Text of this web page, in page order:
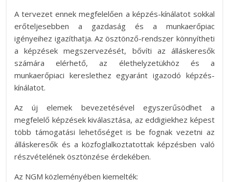
A tervezet ennek megfelelően a képzés-kínálatot sokkal
erőteljesebben a gazdaság és a munkaerőpiac
igényeihez igazíthatja. Az ösztönző-rendszer könnyítheti
a képzések megszervezését, bővíti az álláskeresők
számára elérhető, az élethelyzetükhöz és a
munkaerőpiaci kereslethez egyaránt igazodó képzés-
kínálatot.
Az új elemek bevezetésével egyszerűsödhet a
megfelelő képzések kiválasztása, az eddigiekhez képest
több támogatási lehetőséget is be fognak vezetni az
álláskeresők és a közfoglalkoztatottak képzésben való
részvételének ösztönzése érdekében.
Az NGM közleményében kiemelték: